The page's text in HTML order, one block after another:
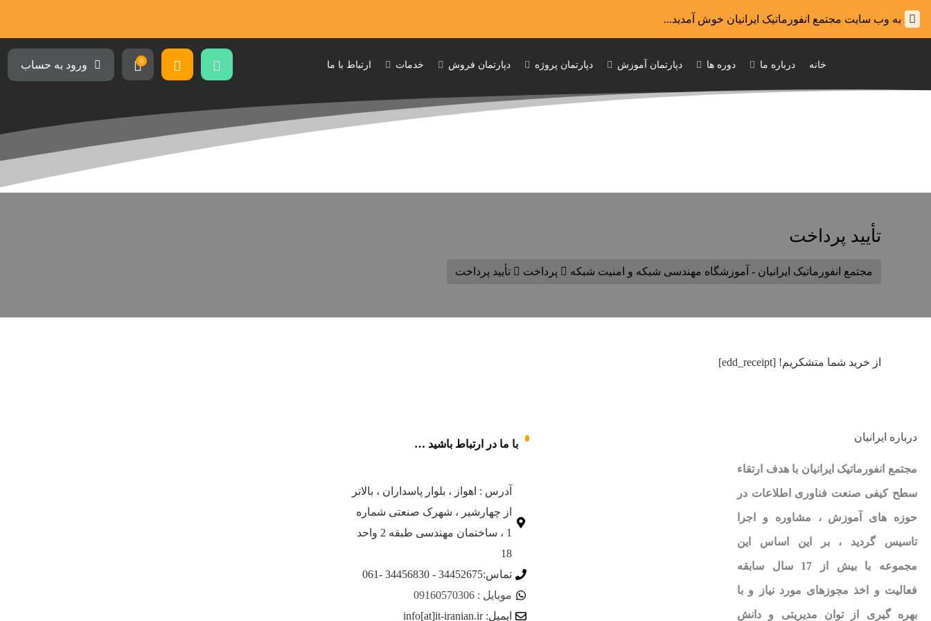
به وب سایت مجتمع انفورماتیک ایرانیان خوش آمدید...
خانه درباره ما دوره ها دپارتمان آموزش دپارتمان پروژه دپارتمان فروش خدمات ارتباط با ما 0 ورود به حساب
تأیید پرداخت
مجتمع انفورماتیک ایرانیان - آموزشگاه مهندسی شبکه و امنیت شبکه پرداخت تأیید پرداخت
از خرید شما متشکریم! [edd_receipt]
درباره ایرانیان
مجتمع انفورماتیک ایرانیان با هدف ارتقاء
سطح کیفی صنعت فناوری اطلاعات در
حوزه های آموزش ، مشاوره و اجرا
تاسیس گردید ، بر این اساس این
مجموعه با بیش از 17 سال سابقه
فعالیت و اخذ مجوزهای مورد نیاز و با
بهره گیری از توان مدیریتی و دانش
با ما در ارتباط باشید …
آدرس : اهواز ، بلوار پاسداران ، بالاتر
از چهارشیر ، شهرک صنعتی شماره
1 ، ساختمان مهندسی طبقه 2 واحد
18
تماس:34452675 - 34456830 -061
موبایل : 09160570306
ایمیل: info[at]it-iranian.ir